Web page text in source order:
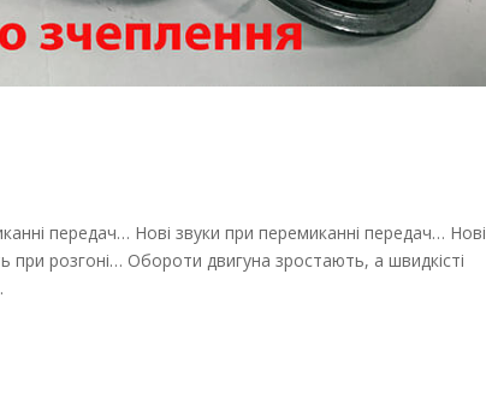
передач… Нові звуки при перемиканні передач… Нові
при розгоні… Обороти двигуна зростають, а швидкісті